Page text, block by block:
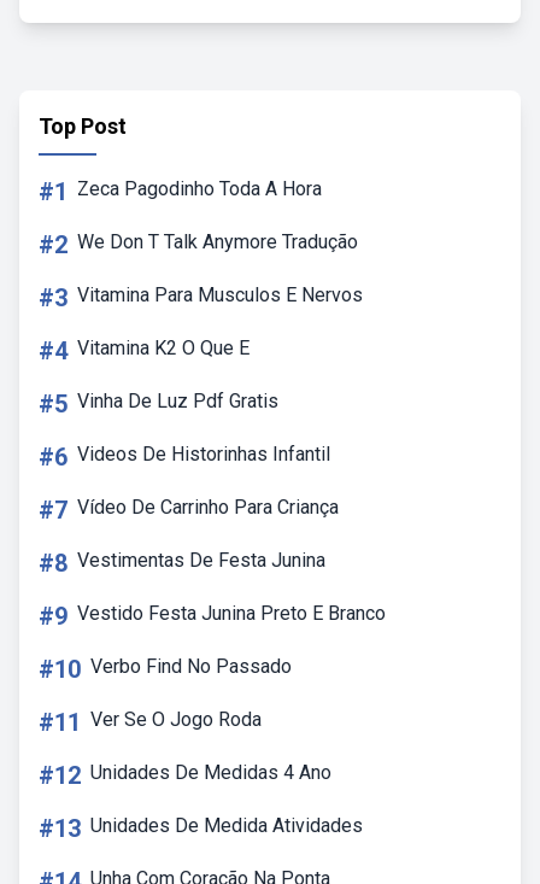
Top Post
#1 Zeca Pagodinho Toda A Hora
#2 We Don T Talk Anymore Tradução
#3 Vitamina Para Musculos E Nervos
#4 Vitamina K2 O Que E
#5 Vinha De Luz Pdf Gratis
#6 Videos De Historinhas Infantil
#7 Vídeo De Carrinho Para Criança
#8 Vestimentas De Festa Junina
#9 Vestido Festa Junina Preto E Branco
#10 Verbo Find No Passado
#11 Ver Se O Jogo Roda
#12 Unidades De Medidas 4 Ano
#13 Unidades De Medida Atividades
Unha Com Coração Na Ponta